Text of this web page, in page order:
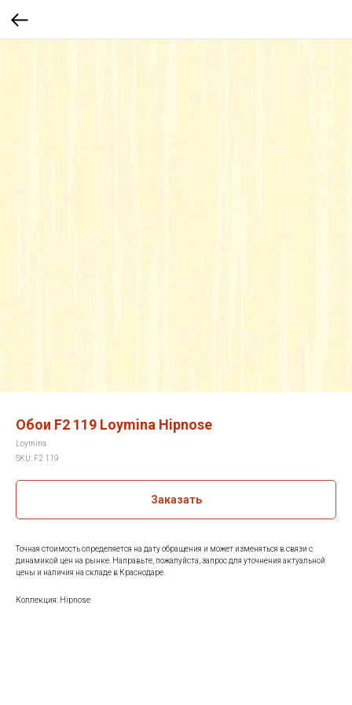
Обои F2 119 Loymina Hipnose
Loymina
SKU: F2 119
Заказать
Точная стоимость определяется на дату обращения и может изменяться в связи с
динамикой цен на рынке. Направьте, пожалуйста, запрос для уточнения актуальной
цены и наличия на складе в Краснодаре.
Коллекция: Hipnose